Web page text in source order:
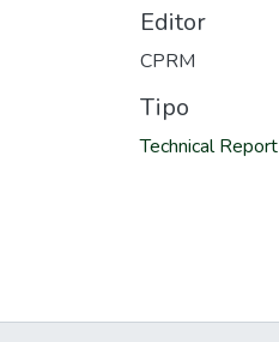
Editor
CPRM
Tipo
Technical Report